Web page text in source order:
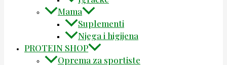
Mama
Suplementi
Njega i higijena
PROTEIN SHOP
Oprema za sportiste